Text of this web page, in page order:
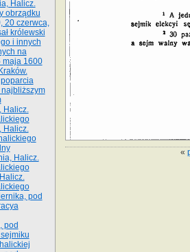
«
Halicz.
obrządku
20 czerwca,
królewski
i innych
na
maja 1600
Halicz.
Halicz.
Halicz.
pod
pod